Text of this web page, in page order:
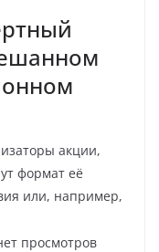
акции,
формат её
или, например,
просмотров